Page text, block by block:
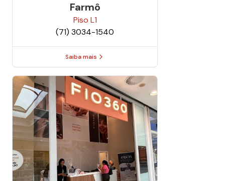
Farmô
Piso L1
(71) 3034-1540
Saiba mais